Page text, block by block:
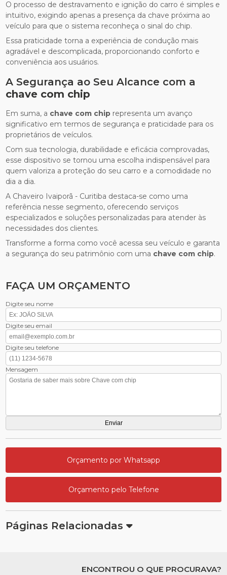
O processo de destravamento e ignição do carro é simples e
intuitivo, exigindo apenas a presença da chave próxima ao
veículo para que o sistema reconheça o sinal do chip.
Essa praticidade torna a experiência de condução mais
agradável e descomplicada, proporcionando conforto e
conveniência aos usuários.
A Segurança ao Seu Alcance com a
chave com chip
Em suma, a chave com chip representa um avanço
significativo em termos de segurança e praticidade para os
proprietários de veículos.
Com sua tecnologia, durabilidade e eficácia comprovadas,
esse dispositivo se tornou uma escolha indispensável para
quem valoriza a proteção do seu carro e a comodidade no
dia a dia.
A Chaveiro Ivaiporã - Curitiba destaca-se como uma
referência nesse segmento, oferecendo serviços
especializados e soluções personalizadas para atender às
necessidades dos clientes.
Transforme a forma como você acessa seu veículo e garanta
a segurança do seu patrimônio com uma chave com chip.
FAÇA UM ORÇAMENTO
Digite seu nome
Digite seu email
Digite seu telefone
Mensagem
Orçamento por Whatsapp
Orçamento pelo Telefone
Páginas Relacionadas
ENCONTROU O QUE PROCURAVA?